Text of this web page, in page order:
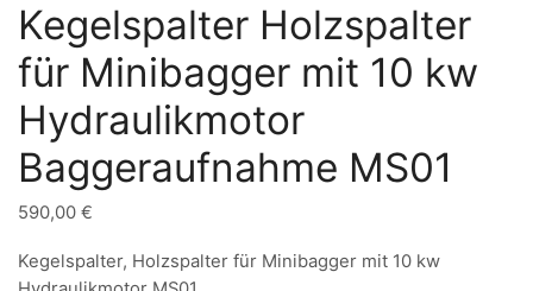
Kegelspalter Holzspalter
für Minibagger mit 10 kw
Hydraulikmotor
Baggeraufnahme MS01
590,00 €
Kegelspalter, Holzspalter für Minibagger mit 10 kw